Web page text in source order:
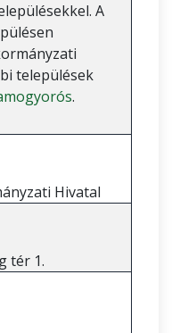
A
települések
.
Hivatal
tér 1.